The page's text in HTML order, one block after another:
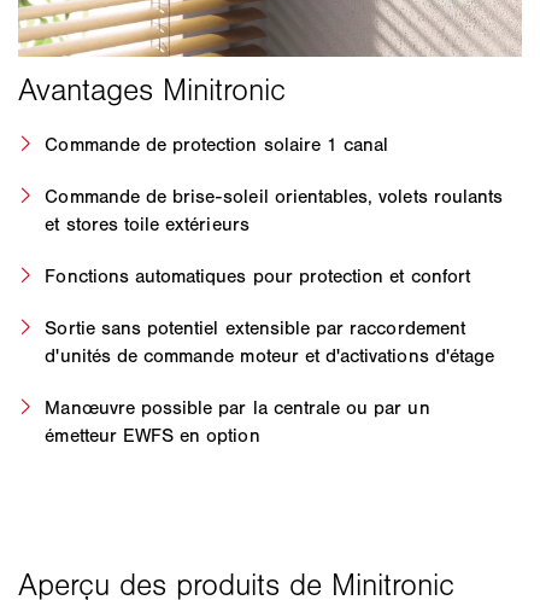
Commande de protection solaire 1 canal
Commande de brise-soleil orientables, volets roulants
et stores toile extérieurs
Fonctions automatiques pour protection et confort
Sortie sans potentiel extensible par raccordement
d'unités de commande moteur et d'activations d'étage
Manœuvre possible par la centrale ou par un
émetteur EWFS en option